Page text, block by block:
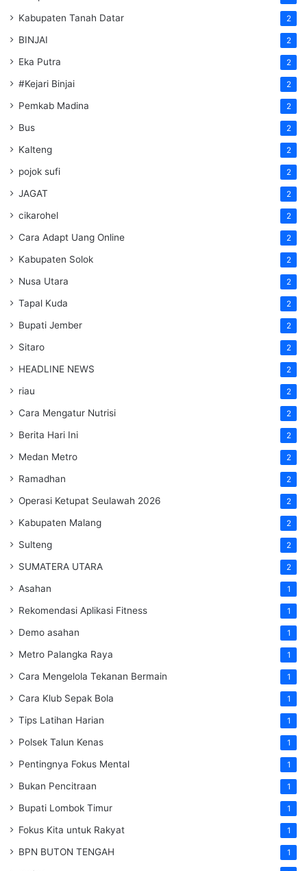
Kabupaten Tanah Datar 2
BINJAI 2
Eka Putra 2
#Kejari Binjai 2
Pemkab Madina 2
Bus 2
Kalteng 2
pojok sufi 2
JAGAT 2
cikarohel 2
Cara Adapt Uang Online 2
Kabupaten Solok 2
Nusa Utara 2
Tapal Kuda 2
Bupati Jember 2
Sitaro 2
HEADLINE NEWS 2
riau 2
Cara Mengatur Nutrisi 2
Berita Hari Ini 2
Medan Metro 2
Ramadhan 2
Operasi Ketupat Seulawah 2026 2
Kabupaten Malang 2
Sulteng 2
SUMATERA UTARA 2
Asahan 1
Rekomendasi Aplikasi Fitness 1
Demo asahan 1
Metro Palangka Raya 1
Cara Mengelola Tekanan Bermain 1
Cara Klub Sepak Bola 1
Tips Latihan Harian 1
Polsek Talun Kenas 1
Pentingnya Fokus Mental 1
Bukan Pencitraan 1
Bupati Lombok Timur 1
Fokus Kita untuk Rakyat 1
BPN BUTON TENGAH 1